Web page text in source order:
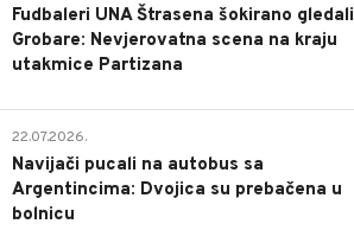
Fudbaleri UNA Štrasena šokirano gledali
Grobare: Nevjerovatna scena na kraju
utakmice Partizana
22.07.2026.
Navijači pucali na autobus sa
Argentincima: Dvojica su prebačena u
bolnicu